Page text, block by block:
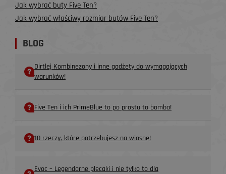
Jak wybrać buty Five Ten?
Jak wybrać właściwy rozmiar butów Five Ten?
BLOG
Dirtlej Kombinezony i inne gadżety do wymagających
warunków!
Five Ten i ich PrimeBlue to po prostu to bomba!
10 rzeczy, które potrzebujesz na wiosnę!
Evoc – Legendarne plecaki i nie tylko to dla